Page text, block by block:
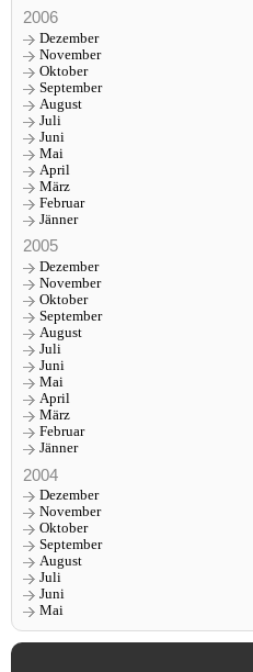
2006
Dezember
November
Oktober
September
August
Juli
Juni
Mai
April
März
Februar
Jänner
2005
Dezember
November
Oktober
September
August
Juli
Juni
Mai
April
März
Februar
Jänner
2004
Dezember
November
Oktober
September
August
Juli
Juni
Mai